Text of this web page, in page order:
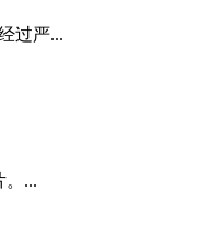
过严...
。...